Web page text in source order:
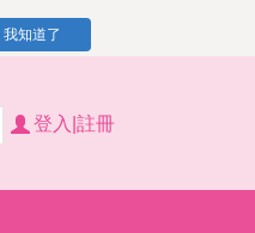
我知道了
登入|註冊